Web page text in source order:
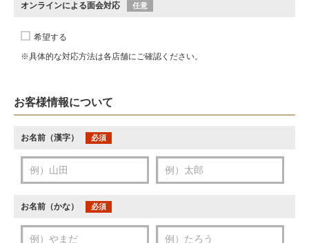
オンラインによる面会対応 任意
希望する
※具体的な対応方法は各店舗にご確認ください。
お客様情報について
お名前（漢字） 必須
お名前（かな） 必須